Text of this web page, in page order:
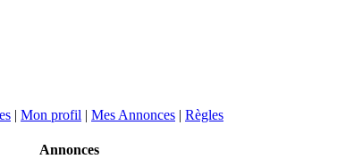
| Mon profil | Mes Annonces | Règles
Annonces